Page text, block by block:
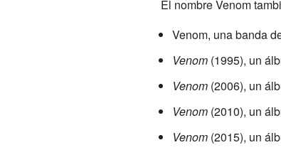
El nombre Venom
Venom, una banda
Venom(1995), un
Venom(2006), un
Venom(2010), un
Venom(2015), un